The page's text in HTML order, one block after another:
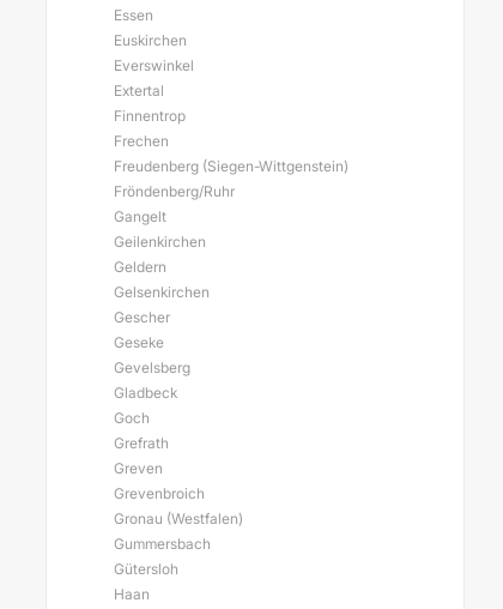
Essen
Euskirchen
Everswinkel
Extertal
Finnentrop
Frechen
Freudenberg (Siegen-Wittgenstein)
Fröndenberg/Ruhr
Gangelt
Geilenkirchen
Geldern
Gelsenkirchen
Gescher
Geseke
Gevelsberg
Gladbeck
Goch
Grefrath
Greven
Grevenbroich
Gronau (Westfalen)
Gummersbach
Gütersloh
Haan